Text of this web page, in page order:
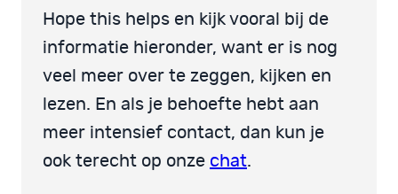
Hope this helps en kijk vooral bij de
informatie hieronder, want er is nog
veel meer over te zeggen, kijken en
lezen. En als je behoefte hebt aan
meer intensief contact, dan kun je
ook terecht op onze chat.